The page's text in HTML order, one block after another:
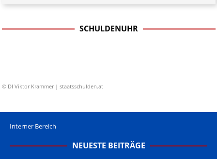
SCHULDENUHR
© DI Viktor Krammer | staatsschulden.at
Interner Bereich
NEUESTE BEITRÄGE